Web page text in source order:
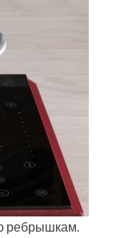
ребрышкам.